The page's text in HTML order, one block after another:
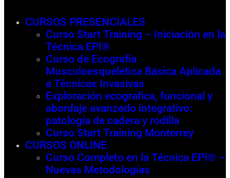
CURSOS PRESENCIALES
Curso Start Training – Iniciación en la
Técnica EPI®
Curso de Ecografía
Musculoesquelética Básica Aplicada
a Técnicas Invasivas
Exploración ecografica, funcional y
abordaje avanzado integrativo:
patología de cadera y rodilla
Curso Start Training Monterrey
CURSOS ONLINE
Curso Completo en la Técnica EPI® –
Nuevas Metodologías